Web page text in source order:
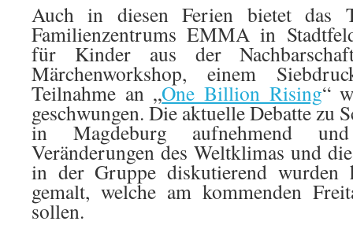
Auch in diesen Ferien bietet das
Familienzentrums EMMA in
für Kinder aus der
Märchenworkshop, einem
Teilnahme an „One Billion Rising“
geschwungen. Die aktuelle Debatte zu
in Magdeburg aufnehmend
Veränderungen des Weltklimas und
in der Gruppe diskutierend wurden
gemalt, welche am kommenden
sollen.